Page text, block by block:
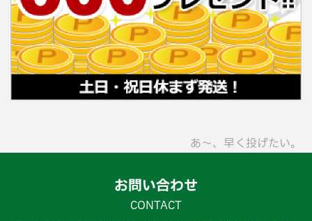
あ〜、早く投げたい。
お問い合わせ
CONTACT